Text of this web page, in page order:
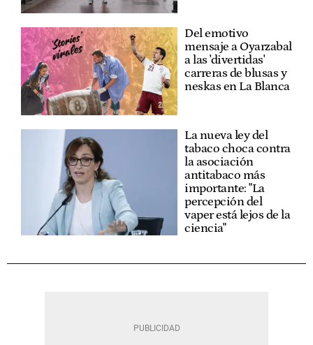
Del emotivo
mensaje a Oyarzabal
a las 'divertidas'
carreras de blusas y
neskas en La Blanca
La nueva ley del
tabaco choca contra
la asociación
antitabaco más
importante: "La
percepción del
vaper está lejos de la
ciencia"